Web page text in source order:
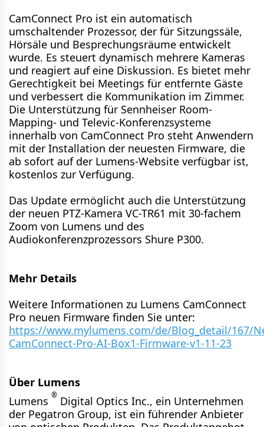
CamConnect Pro ist ein automatisch
umschaltender Prozessor, der für Sitzungssäle,
Hörsäle und Besprechungsräume entwickelt
wurde. Es steuert dynamisch mehrere Kameras
und reagiert auf eine Diskussion. Es bietet mehr
Gerechtigkeit bei Meetings für entfernte Gäste
und verbessert die Kommunikation im Zimmer.
Die Unterstützung für Sennheiser Room-
Mapping- und Televic-Konferenzsysteme
innerhalb von CamConnect Pro steht Anwendern
mit der Installation der neuesten Firmware, die
ab sofort auf der Lumens-Website verfügbar ist,
kostenlos zur Verfügung.
Das Update ermöglicht auch die Unterstützung
der neuen PTZ-Kamera VC-TR61 mit 30-fachem
Zoom von Lumens und des
Audiokonferenzprozessors Shure P300.
Mehr Details
Weitere Informationen zu Lumens CamConnect
Pro neuen Firmware finden Sie unter:
https://www.mylumens.com/de/Blog_detail/167/
CamConnect-Pro-AI-Box1-Firmware-v1-11-23
Über Lumens
Lumens ® Digital Optics Inc., ein Unternehmen
der Pegatron Group, ist ein führender Anbieter